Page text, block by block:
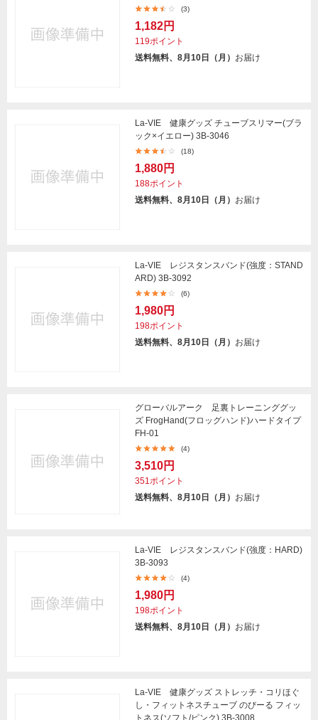
(3)
1,182円
119ポイント
送料無料、8月10日（月） お届け
La-VIE 健康グッズ チューブスリマー(ブラ
ック×イエロー) 3B-3046
(18)
1,880円
188ポイント
送料無料、8月10日（月） お届け
La-VIE レジスタンスバンド(強度：STAND
ARD) 3B-3092
(6)
1,980円
198ポイント
送料無料、8月10日（月） お届け
グローバルアーク 足裏トレーニンググッ
ズ FrogHand(フロッグハンド)ハードタイプ
FH-01
(4)
3,510円
351ポイント
送料無料、8月10日（月） お届け
La-VIE レジスタンスバンド(強度：HARD)
3B-3093
(4)
1,980円
198ポイント
送料無料、8月10日（月） お届け
La-VIE 健康グッズ ストレッチ・コリほぐ
し・フィットネスチューブ のびーる フィッ
トネス(ソフト/ピンク) 3B-3008